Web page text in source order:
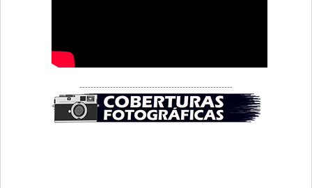
-------------------------------------------------------